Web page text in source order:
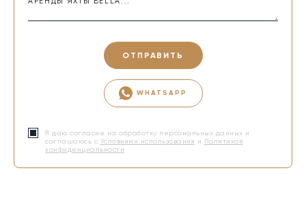
ОТПРАВИТЬ
WHATSAPP
Я даю согласие на обработку персональных данных и
соглашаюсь с Условиями использования и Политикой
конфиденциальности